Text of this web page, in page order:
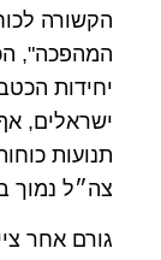
הקשורה
המהפכה",
יחידות
ישראלים,
תנועות
צה״ל נמוך
גורם אחר